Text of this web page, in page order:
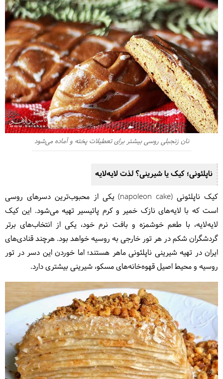
نان زنجبلی روسی بیشتر برای تعطیلات پخته و آماده می‌شود
ناپلئونی؛ کیک یا شیرینی؟ لذت لایه‌لایه
کیک ناپلئونی (napoleon cake) یکی از محبوب‌ترین دسرهای روسی
است که با لایه‌های نازک خمیر و کرم پاتیسیر تهیه می‌شود. این کیک
لایه‌لایه، با طعم خوشمزه و بافت نرم خود، یکی از انتخاب‌های برتر
گردشگران شکم در هر تور خارجی به روسیه خواهد بود. هرچند قنادی‌های
ایران در تهیه شیرینی ناپلئونی ماهر هستند؛ اما خوردن این دسر در تور
روسیه و محیط اصیل قهوه‌خانه‌های مسکو، شیرینی بیشتری دارد.